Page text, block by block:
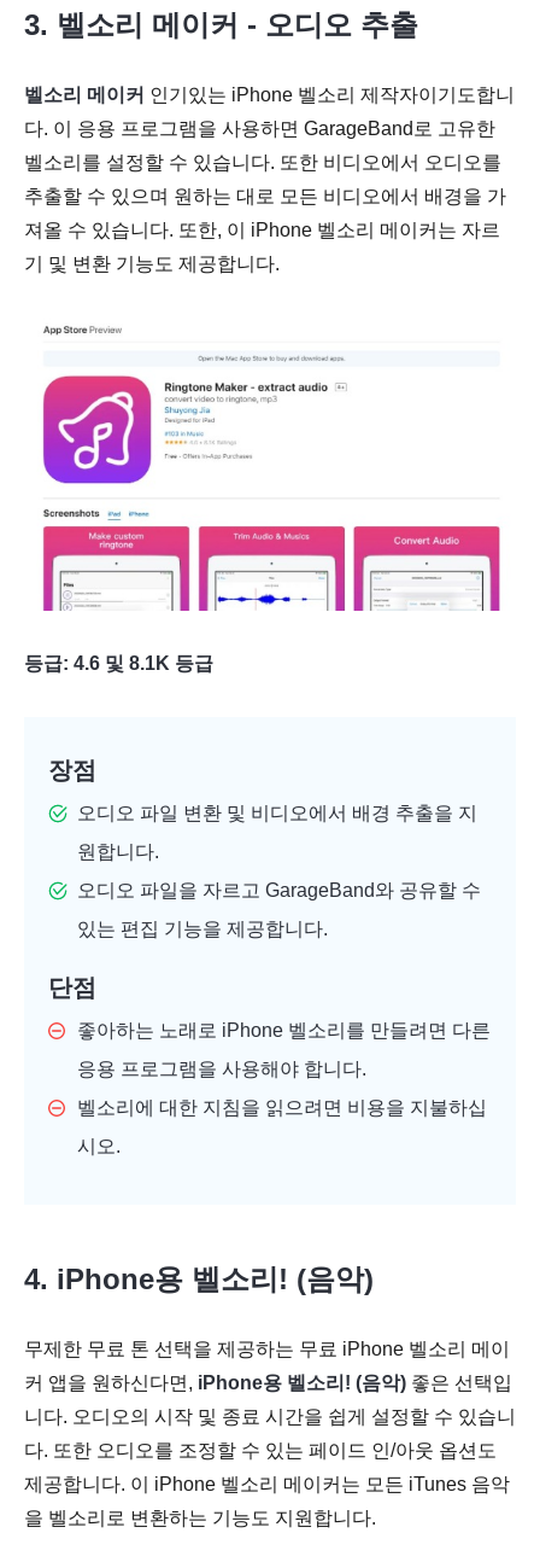
3. 벨소리 메이커 - 오디오 추출
벨소리 메이커 인기있는 iPhone 벨소리 제작자이기도합니
다. 이 응용 프로그램을 사용하면 GarageBand로 고유한
벨소리를 설정할 수 있습니다. 또한 비디오에서 오디오를
추출할 수 있으며 원하는 대로 모든 비디오에서 배경을 가
져올 수 있습니다. 또한, 이 iPhone 벨소리 메이커는 자르
기 및 변환 기능도 제공합니다.
등급: 4.6 및 8.1K 등급
장점
오디오 파일 변환 및 비디오에서 배경 추출을 지
원합니다.
오디오 파일을 자르고 GarageBand와 공유할 수
있는 편집 기능을 제공합니다.
단점
좋아하는 노래로 iPhone 벨소리를 만들려면 다른
응용 프로그램을 사용해야 합니다.
벨소리에 대한 지침을 읽으려면 비용을 지불하십
시오.
4. iPhone용 벨소리! (음악)
무제한 무료 톤 선택을 제공하는 무료 iPhone 벨소리 메이
커 앱을 원하신다면, iPhone용 벨소리! (음악) 좋은 선택입
니다. 오디오의 시작 및 종료 시간을 쉽게 설정할 수 있습니
다. 또한 오디오를 조정할 수 있는 페이드 인/아웃 옵션도
제공합니다. 이 iPhone 벨소리 메이커는 모든 iTunes 음악
을 벨소리로 변환하는 기능도 지원합니다.